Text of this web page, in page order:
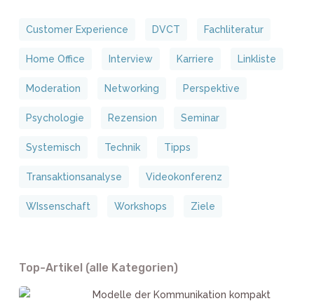
Customer Experience DVCT Fachliteratur
Home Office Interview Karriere Linkliste
Moderation Networking Perspektive
Psychologie Rezension Seminar
Systemisch Technik Tipps
Transaktionsanalyse Videokonferenz
WIssenschaft Workshops Ziele
Top-Artikel (alle Kategorien)
Modelle der Kommunikation kompakt